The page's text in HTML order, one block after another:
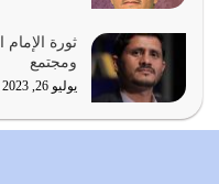
كل زمان…
يوليو 19, 2026
الوظيفة عبارة عن
ثورة
ومجتمع
يوليو 26, 2023